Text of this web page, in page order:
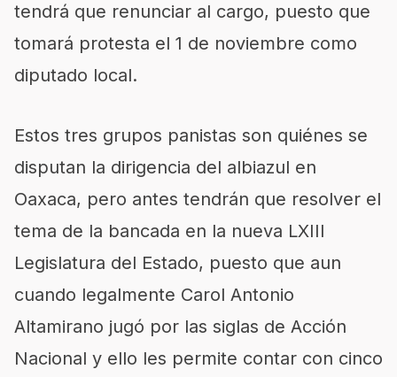
tendrá que renunciar al cargo, puesto que
tomará protesta el 1 de noviembre como
diputado local.
Estos tres grupos panistas son quiénes se
disputan la dirigencia del albiazul en
Oaxaca, pero antes tendrán que resolver el
tema de la bancada en la nueva LXIII
Legislatura del Estado, puesto que aun
cuando legalmente Carol Antonio
Altamirano jugó por las siglas de Acción
Nacional y ello les permite contar con cinco